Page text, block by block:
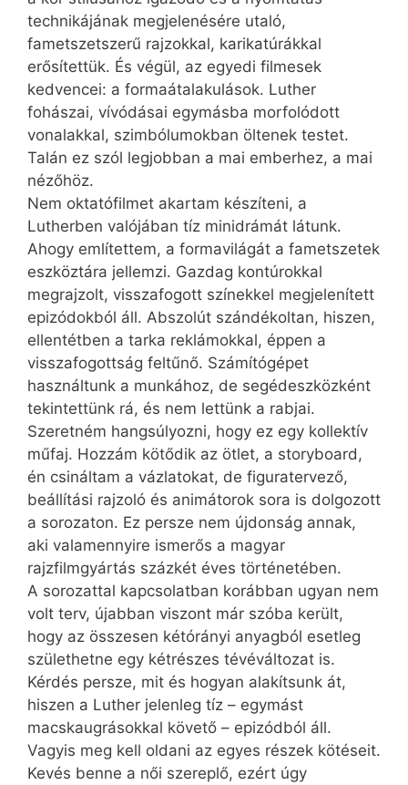
technikájának megjelenésére utaló,
fametszetszerű rajzokkal, karikatúrákkal
erősítettük. És végül, az egyedi filmesek
kedvencei: a formaátalakulások. Luther
fohászai, vívódásai egymásba morfolódott
vonalakkal, szimbólumokban öltenek testet.
Talán ez szól legjobban a mai emberhez, a mai
nézőhöz.
Nem oktatófilmet akartam készíteni, a
Lutherben valójában tíz minidrámát látunk.
Ahogy említettem, a formavilágát a fametszetek
eszköztára jellemzi. Gazdag kontúrokkal
megrajzolt, visszafogott színekkel megjelenített
epizódokból áll. Abszolút szándékoltan, hiszen,
ellentétben a tarka reklámokkal, éppen a
visszafogottság feltűnő. Számítógépet
használtunk a munkához, de segédeszközként
tekintettünk rá, és nem lettünk a rabjai.
Szeretném hangsúlyozni, hogy ez egy kollektív
műfaj. Hozzám kötődik az ötlet, a storyboard,
én csináltam a vázlatokat, de figuratervező,
beállítási rajzoló és animátorok sora is dolgozott
a sorozaton. Ez persze nem újdonság annak,
aki valamennyire ismerős a magyar
rajzfilmgyártás százkét éves történetében.
A sorozattal kapcsolatban korábban ugyan nem
volt terv, újabban viszont már szóba került,
hogy az összesen kétórányi anyagból esetleg
születhetne egy kétrészes tévéváltozat is.
Kérdés persze, mit és hogyan alakítsunk át,
hiszen a Luther jelenleg tíz – egymást
macskaugrásokkal követő – epizódból áll.
Vagyis meg kell oldani az egyes részek kötéseit.
Kevés benne a női szereplő, ezért úgy